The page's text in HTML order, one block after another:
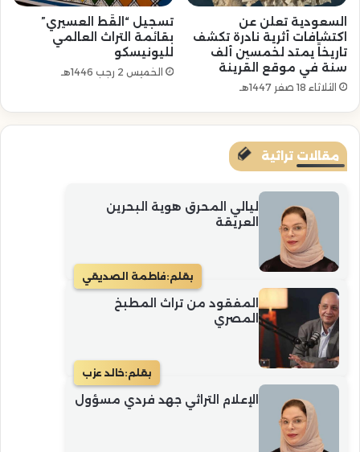
السعودية تعلن عن
اكتشافات أثرية نادرة تكشف
تاريخاً يمتد لخمسين ألف
سنة في موقع القرينة
الثلاثاء 18 صفر 1447هـ
تسجيل “القَط العسيري”
بقائمة التراث العالمي
لليونيسكو
الخميس 2 رجب 1446هـ
مقالات تراثية
ليالي المحرق هوية البحرين
العريقة
بقلم:فاطمة الصديقي
المفقود من تراث المطبخ
المصري
بقلم:خالد عزب
الإعلام التراثي جهد فردي مسؤول